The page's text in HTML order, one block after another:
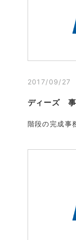
2017/09/27
ディーズ
階段の完成事